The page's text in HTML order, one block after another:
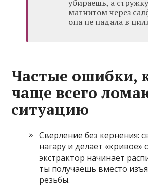
убираешь, а
магнитом через
она не падала в
Частые ошибки,
чаще всего
ситуацию
Сверление без кернения:
нагару и делает
экстрактор начинает
ты получаешь вместо
резьбы.